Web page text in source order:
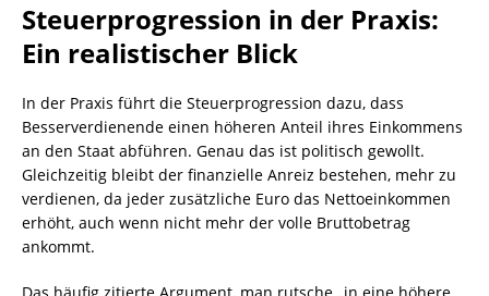
Steuerprogression in der Praxis:
Ein realistischer Blick
In der Praxis führt die Steuerprogression dazu, dass
Besserverdienende einen höheren Anteil ihres Einkommens
an den Staat abführen. Genau das ist politisch gewollt.
Gleichzeitig bleibt der finanzielle Anreiz bestehen, mehr zu
verdienen, da jeder zusätzliche Euro das Nettoeinkommen
erhöht, auch wenn nicht mehr der volle Bruttobetrag
ankommt.